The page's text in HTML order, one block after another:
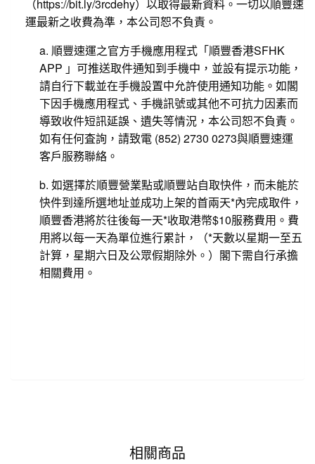
（https://bit.ly/3rcdehy）以取得最新資料。一切以順豐速
運最新之收費為準，本公司恕不負責。
a. 順豐速運之官方手機應用程式「順豐香港SFHK
APP 」可推送取件通知到手機中，並設有提示功能，
請自行下載並在手機設置中允許使用通知功能。如閣
下因手機應用程式、手機訊號或其他不可抗力因素而
導致收件短訊延誤、遺失等情況，本公司恕不負責。
如有任何査詢，請致電 (852) 2730 0273與順豐速運
客戶服務聯絡。
b. 如選擇於順豐營業點或順豐站自取快件，而未能於
快件到達所選地址並成功上架的首兩天*內完成取件，
順豐香港將於往後每一天*收取港幣$10服務費用。費
用將以每一天為單位進行累計，（*天數以星期一至五
計算，星期六日及公眾假期除外。）閣下需自行承擔
相關費用。
相關商品